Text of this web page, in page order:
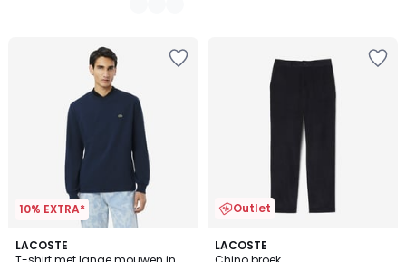
10% EXTRA*
LACOSTE
2
Outlet
LACOSTE